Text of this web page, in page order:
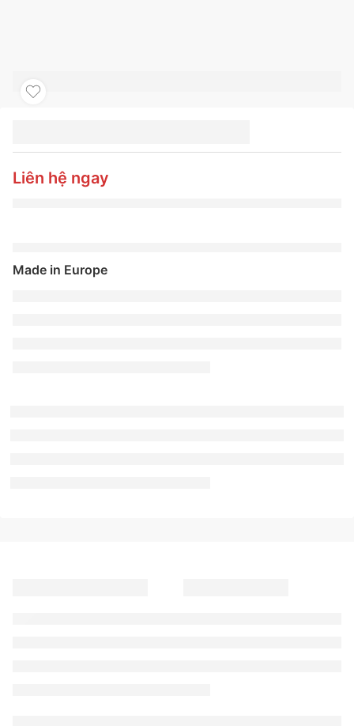
245/40R18 97Y PILOT
SPORT 4 MO1
Liên hệ ngay
Made in Europe